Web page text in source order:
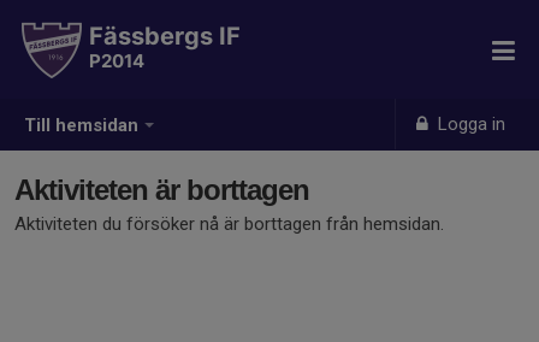
Till hemsidan Logga in
Fässbergs IF
P2014
Aktiviteten är borttagen
Aktiviteten du försöker nå är borttagen från hemsidan.